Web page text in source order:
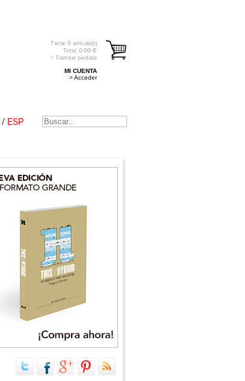
Tiene 0 artículo(s)
Total: 0.00 €
> Tramitar pedido
MI CUENTA
> Acceder
/ ESP